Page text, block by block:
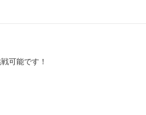
可能です！